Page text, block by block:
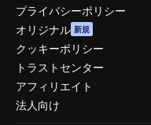
プライバシーポリシー
オリジナル 新規
クッキーポリシー
トラストセンター
アフィリエイト
法人向け